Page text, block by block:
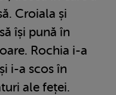
Croiala și
își pună în
Rochia i-a
i-a scos în
ale feței.